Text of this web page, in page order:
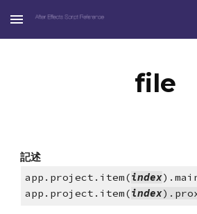
Skip to main content
file
記述
app.project.item(index
app.project.item(index